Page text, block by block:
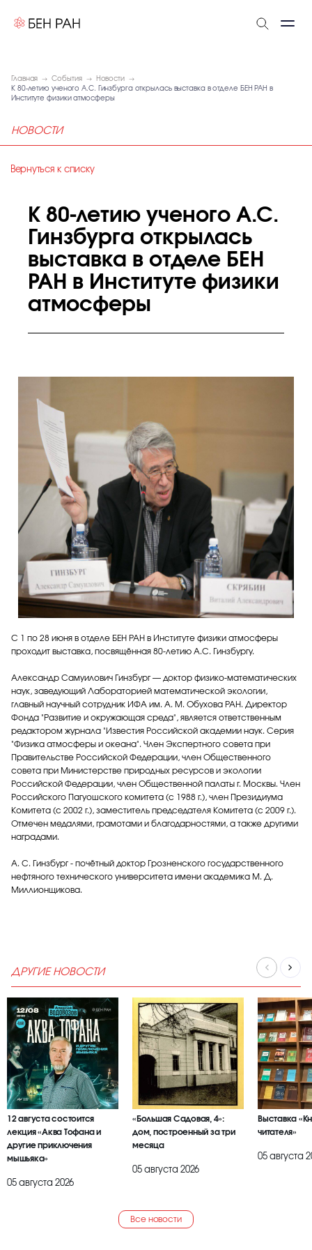
Главная События
Новости
К 80-летию ученого А.С. Гинзбурга открылась выставка в отделе БЕН РАН в
Институте физики атмосферы
НОВОСТИ
Вернуться к списку
К 80-летию ученого А.С.
Гинзбурга открылась
выставка в отделе БЕН
РАН в Институте физики
атмосферы
С 1 по 28 июня в отделе БЕН РАН в Институте физики атмосферы
проходит выставка, посвящённая 80-летию А.С. Гинзбургу.
Александр Самуилович Гинзбург — доктор физико-математических
наук, заведующий Лабораторией математической экологии,
главный научный сотрудник ИФА им. А. М. Обухова РАН. Директор
Фонда "Развитие и окружающая среда", является ответственным
редактором журнала "Известия Российской академии наук. Серия
"Физика атмосферы и океана". Член Экспертного совета при
Правительстве Российской Федерации, член Общественного
совета при Министерстве природных ресурсов и экологии
Российской Федерации, член Общественной палаты г. Москвы. Член
Российского Пагуошского комитета (с 1988 г.), член Президиума
Комитета (с 2002 г.), заместитель председателя Комитета (с 2009 г.).
Отмечен медалями, грамотами и благодарностями, а также другими
наградами.
А. С. Гинзбург - почётный доктор Грозненского государственного
нефтяного технического университета имени академика М. Д.
Миллионщикова.
ДРУГИЕ НОВОСТИ
12 августа состоится
лекция «Аква Тофана и
другие приключения
мышьяка»
05 августа 2026
«Большая Садовая, 4»:
дом, построенный за три
месяца
05 августа 2026
Выставка
читателя»
05 августа
Все новости